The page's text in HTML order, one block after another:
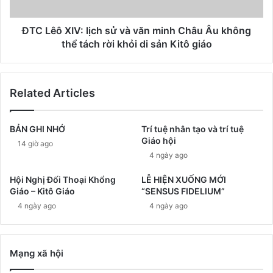
ĐTC Lêô XIV: lịch sử và văn minh Châu Âu không
thể tách rời khỏi di sản Kitô giáo
Related Articles
BẢN GHI NHỚ
14 giờ ago
Trí tuệ nhân tạo và trí tuệ
Giáo hội
4 ngày ago
Hội Nghị Đối Thoại Khổng
Giáo – Kitô Giáo
4 ngày ago
LỄ HIỆN XUỐNG MỚI
“SENSUS FIDELIUM”
4 ngày ago
Mạng xã hội